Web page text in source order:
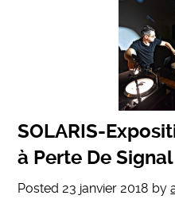
SOLARIS-
à Perte De
Posted23 janvier 2018 by